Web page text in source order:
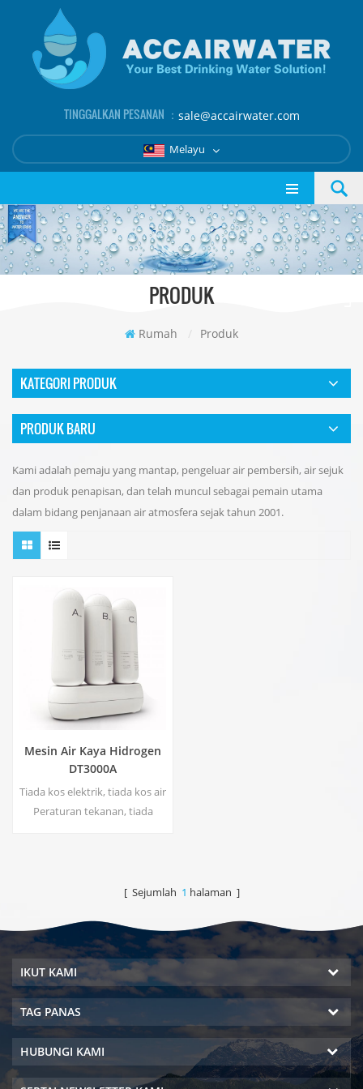
TINGGALKAN PESANAN ： sale@accairwater.com
Melayu
PRODUK
Rumah / Produk
KATEGORI PRODUK
PRODUK BARU
Kami adalah pemaju yang mantap, pengeluar air pembersih, air sejuk
dan produk penapisan, dan telah muncul sebagai pemain utama
dalam bidang penjanaan air atmosfera sejak tahun 2001.
Mesin Air Kaya Hidrogen
DT3000A
Tiada kos elektrik, tiada kos air
Peraturan tekanan, tiada
nyata, Teknologi Tenaga Tiada
bau pelik
[ Sejumlah 1 halaman ]
IKUT KAMI
TAG PANAS
HUBUNGI KAMI